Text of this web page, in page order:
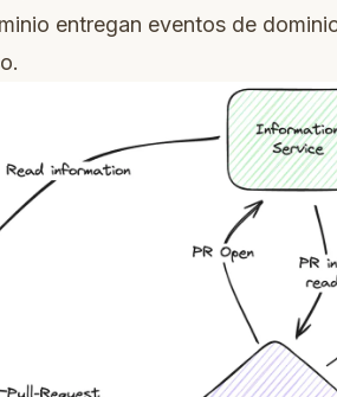
entregan eventos de